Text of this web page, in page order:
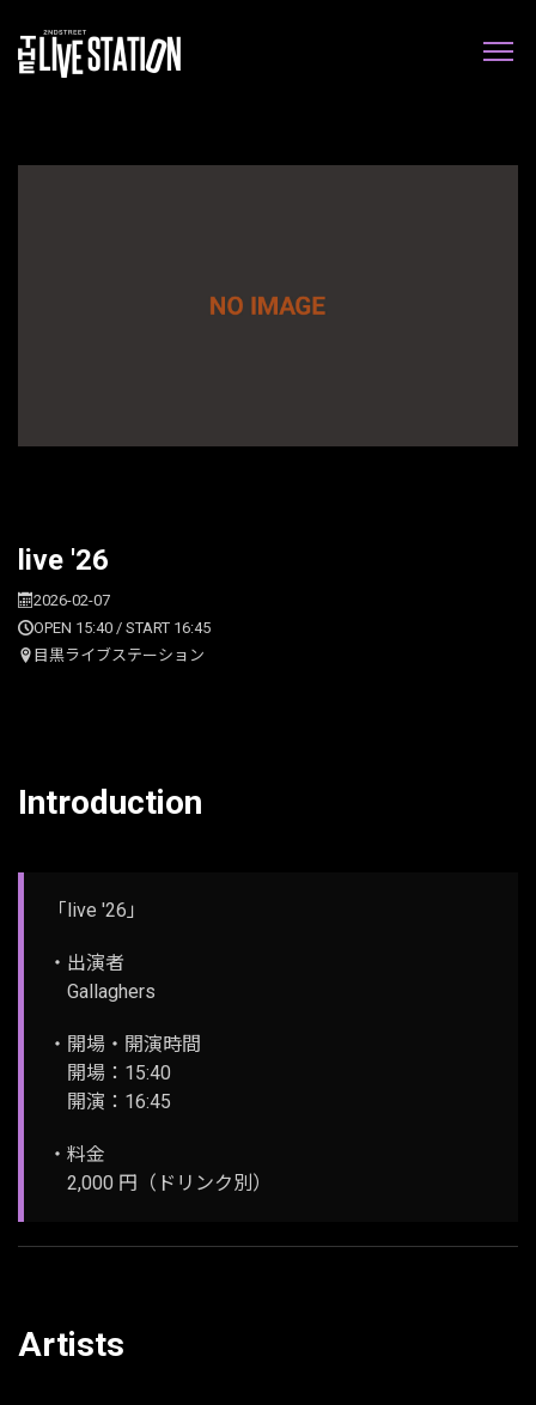
live '26
2026-02-07
OPEN 15:40 / START 16:45
目黒ライブステーション
Introduction
「live '26」
・出演者
Gallaghers
・開場・開演時間
開場：15:40
開演：16:45
・料金
2,000 円（ドリンク別）
Artists